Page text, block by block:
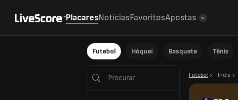
PlacaresNotíciasFavoritosApostas
Futebol Hóquei Basquete Tênis
Futebol Índia